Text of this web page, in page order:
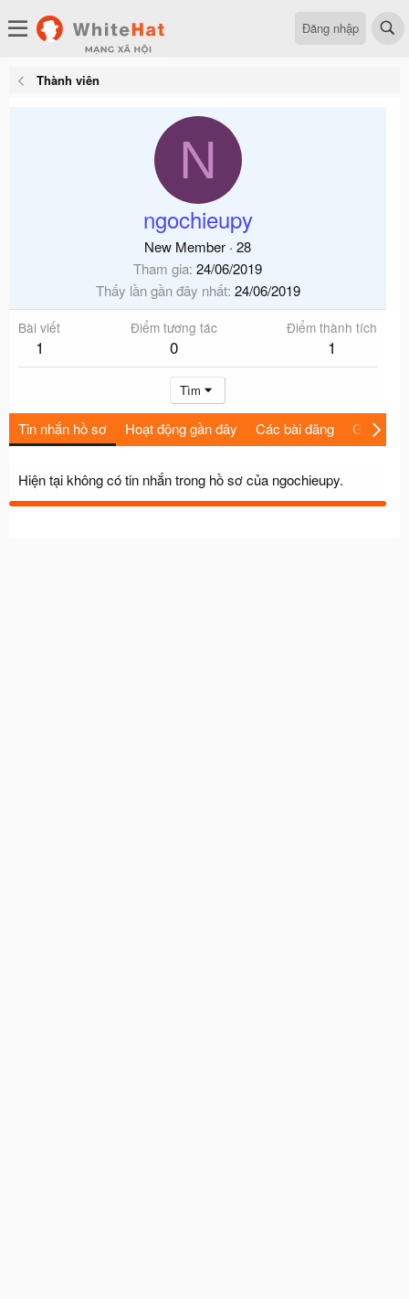
Đăng nhập
Thành viên
N
ngochieupy
New Member · 28
Tham gia 24/06/2019
Thấy lần gần đây nhất 24/06/2019
Bài viết
1
Điểm tương tác
0
Điểm thành tích
1
Tìm
Tin nhắn hồ sơ Hoạt động gần đây Các bài đăng Giới thiệu
Hiện tại không có tin nhắn trong hồ sơ của ngochieupy.